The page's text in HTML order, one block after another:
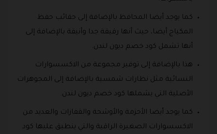
كما يوجد أيضا المحافظ بالإضافة إلى حقائب حفظ
المكياج أيضا، حيث أنها رقيقة جدا وأنيقة بالإضافة إلى
أنها تشمل كود خصم ديون لندن.
هذا بالإضافة إلى توفير مجموعة من الاكسسوارات
النسائية مثل نظارات شمسية بالإضافة إلى المجوهرات
الأصلية التي يشملها كود خصم ديون لندن.
كما يوجد أيضا الأحزمة والأوشحة والقفازات والعديد من
الاكسسوارات الصغيرة الراقية والتي ينطبق عليها كود